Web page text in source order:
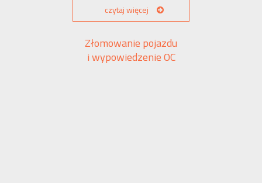
czytaj więcej
Złomowanie pojazdu
i wypowiedzenie OC